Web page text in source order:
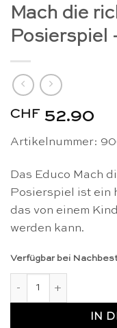
Mach die
Posierspiel
CHF 52.90
Artikelnummer:
Das Educo Mach
Posierspiel ist ein
das von einem
werden kann.
Verfügbar bei
IN